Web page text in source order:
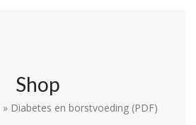
Shop
» Diabetes en borstvoeding (PDF)